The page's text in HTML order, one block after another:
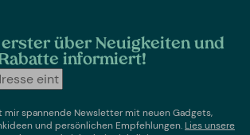
erster über Neuigkeiten und
informiert!
spannende Newsletter mit neuen Gadgets,
und persönlichen Empfehlungen. Lies unsere